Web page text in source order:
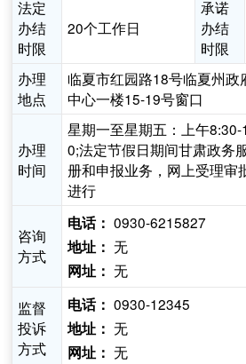
法定
办结
时限
20个工作日
承诺
办结
时限
办理
地点
临夏市红园路18号临夏州政
中心一楼15-19号窗口
办理
时间
星期一至星期五：上午
0;法定节假日期间甘肃政务
册和申报业务，网上受理审
进行
咨询
方式
电话： 0930-6215827
地址： 无
网址： 无
监督
投诉
方式
电话： 0930-12345
地址： 无
网址： 无